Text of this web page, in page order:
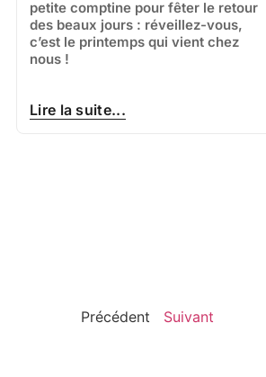
petite comptine pour fêter le retour
des beaux jours : réveillez-vous,
c’est le printemps qui vient chez
nous !
Lire la suite...
Précédent Suivant